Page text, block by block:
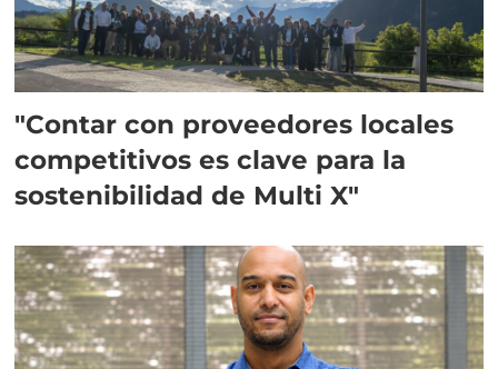
"Contar con proveedores locales
competitivos es clave para la
sostenibilidad de Multi X"